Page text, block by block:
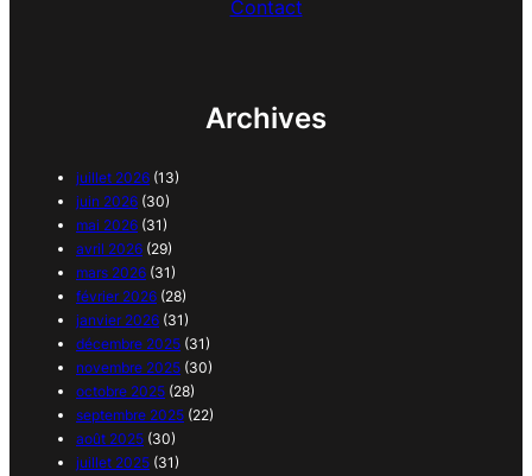
Contact
Archives
juillet 2026 (13)
juin 2026 (30)
mai 2026 (31)
avril 2026 (29)
mars 2026 (31)
février 2026 (28)
janvier 2026 (31)
décembre 2025 (31)
novembre 2025 (30)
octobre 2025 (28)
septembre 2025 (22)
août 2025 (30)
juillet 2025 (31)